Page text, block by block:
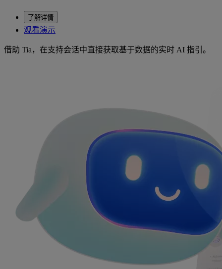
了解详情
观看演示
借助 Tia，在支持会话中直接获取基于数据的实时 AI 指引。